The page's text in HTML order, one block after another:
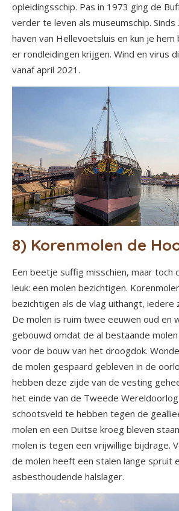
opleidingsschip. Pas in 1973 ging de
verder te leven als museumschip.
haven van Hellevoetsluis en kun je hem
er rondleidingen krijgen. Wind en virus
vanaf april 2021.
8) Korenmolen de
Een beetje suffig misschien, maar toch
leuk: een molen bezichtigen.
bezichtigen als de vlag uithangt, iedere
De molen is ruim twee eeuwen oud en
gebouwd omdat de al bestaande
voor de bouw van het droogdok.
de molen gespaard gebleven in de
hebben deze zijde van de vesting
het einde van de Tweede
schootsveld te hebben tegen de
molen en een Duitse kroeg bleven
molen is tegen een vrijwillige bijdrage.
de molen heeft een stalen lange spruit
asbesthoudende halslager.